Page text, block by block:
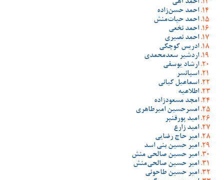
احمد آهی
احمد حسن‌زاده
احمد حیات‌منش
احمد نخعی
احمد نصیری
ادریس کوچکی
اردشیر سعدمحمدی
ارشاد یوسفی
اسپانسر
اسماعیل کیانی
اطلاعیه
امجد مسعودزاده
امسرحسین امیرطاهری
امید پورقنبر
امید زارع
امیر حاج رضایی
امیر حسین بنی اسد
امیر حسین صالحی منش
امیر حسین صالحی‌منش
امیر حسین طاحونی